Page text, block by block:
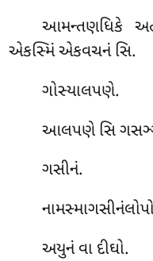
આમન્તણધિકે
એકસ્મિં એકવચનં સિ.
ગોસ્યાલપણે.
આલપણે સિ ગસઞ્ઞો
ગસીનં.
અયુનં વા દીઘો.